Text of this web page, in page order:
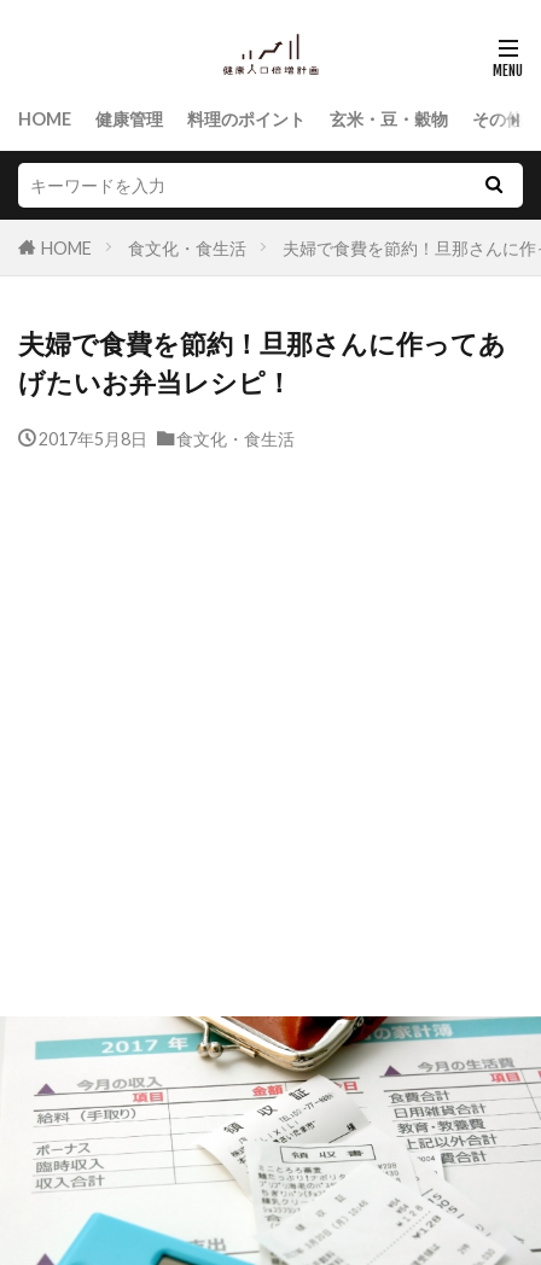
HOME 健康管理 料理のポイント 玄米・豆・穀物 その他
HOME 食文化・食生活 夫婦で食費を節約！旦那さんに
夫婦で食費を節約！旦那さんに作ってあ
げたいお弁当レシピ！
2017年5月8日 食文化・食生活